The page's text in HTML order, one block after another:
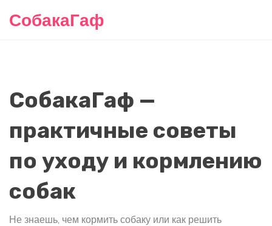
СобакаГаф
СобакаГаф —
практичные советы
по уходу и кормлению
собак
Не знаешь, чем кормить собаку или как решить